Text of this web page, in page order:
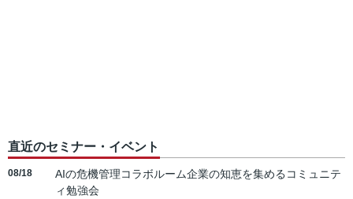
直近のセミナー・イベント
08/18
AIの危機管理コラボルーム企業の知恵を集めるコミュニテ
ィ勉強会